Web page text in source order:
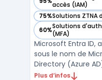
accès (IAM)
— voir Microsoft
75%Solutions ZTNA
— voir Microsoft
60%Solutions
(MFA)
— voir Microsoft
Microsoft Entra ID,
sous le nom de
Directory (Azure
gestion des
Plus d’infos